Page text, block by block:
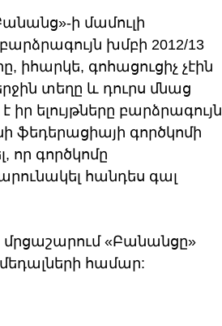
ի մամուլի
խմբի 2012/13
իհարկե, գոհացուցիչ չէին
տեղը և դուրս մնաց
ելույթները բարձրագույն
ֆեդերացիայի գործկոմի
որ գործկոմը
հանդես գալ
մրցաշարում «Բանանցը»
համար: